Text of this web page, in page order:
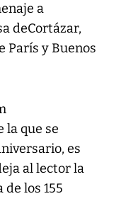
a
deCortázar,
París y Buenos
la que se
es
al lector la
los 155